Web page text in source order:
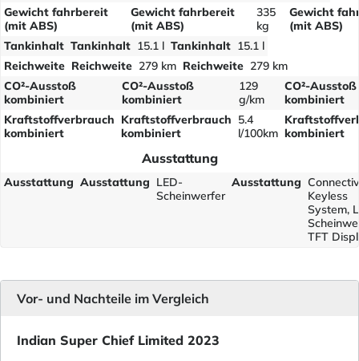
Gewicht fahrbereit
(mit ABS)
Gewicht fahrbereit
(mit ABS)
335
kg
Gewicht
(mit ABS)
Tankinhalt Tankinhalt 15.1 l Tankinhalt 15.1 l
Reichweite Reichweite 279 km Reichweite 279 km
CO²-Ausstoß
kombiniert
CO²-Ausstoß
kombiniert
129
g/km
CO²-Ausstoß
kombiniert
Kraftstoffverbrauch
kombiniert
Kraftstoffverbrauch
kombiniert
5.4
l/100km kombiniert
Ausstattung
Ausstattung Ausstattung LED-
Scheinwerfer
Ausstattung
Keyless
System,
TFT
Vor- und Nachteile im Vergleich
Indian Super Chief Limited 2023